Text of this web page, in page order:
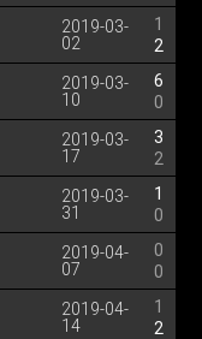
2019-03-
02
1
2
2019-03-
10
6
0
2019-03-
17
3
2
2019-03-
31
1
0
2019-04-
07
0
0
2019-04-
14
1
2